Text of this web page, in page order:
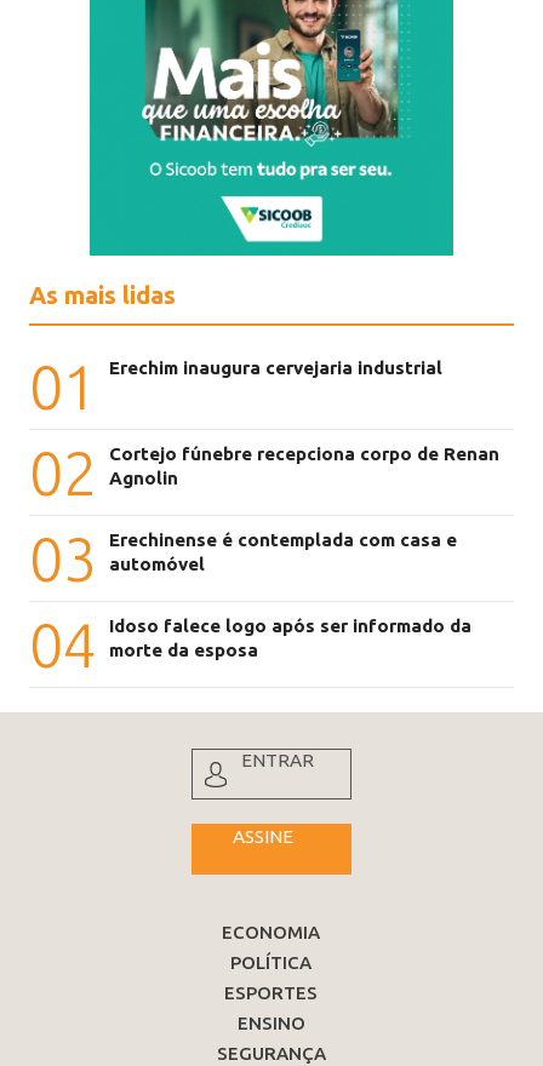
As mais lidas
01 Erechim inaugura cervejaria industrial
02
Cortejo fúnebre recepciona corpo de Renan
Agnolin
03
Erechinense é contemplada com casa e
automóvel
04
Idoso falece logo após ser informado da
morte da esposa
ENTRAR
ASSINE
ECONOMIA
POLÍTICA
ESPORTES
ENSINO
SEGURANÇA